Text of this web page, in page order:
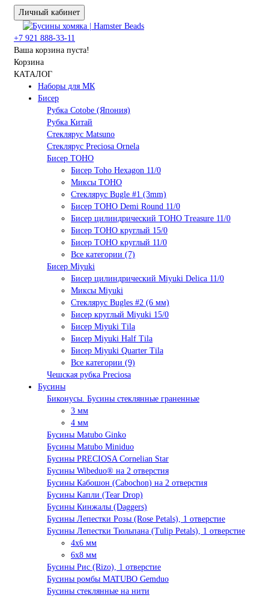
Личный кабинет
+7 921 888-33-11
Ваша корзина пуста!
Корзина
КАТАЛОГ
Наборы для МК
Бисер
Рубка Cotobe (Япония)
Рубка Китай
Стеклярус Matsuno
Стеклярус Preciosa Ornela
Бисер TOHO
Бисер Toho Hexagon 11/0
Миксы TOHO
Стеклярус Bugle #1 (3mm)
Бисер TOHO Demi Round 11/0
Бисер цилиндрический TOHO Treasure 11/0
Бисер TOHO круглый 15/0
Бисер TOHO круглый 11/0
Все категории (7)
Бисер Miyuki
Бисер цилиндрический Miyuki Delica 11/0
Миксы Miyuki
Стеклярус Bugles #2 (6 мм)
Бисер круглый Miyuki 15/0
Бисер Miyuki Tila
Бисер Miyuki Half Tila
Бисер Miyuki Quarter Tila
Все категории (9)
Чешская рубка Preciosa
Бусины
Биконусы. Бусины стеклянные граненные
3 мм
4 мм
Бусины Matubo Ginko
Бусины Matubo Miniduo
Бусины PRECIOSA Cornelian Star
Бусины Wibeduo® на 2 отверстия
Бусины Кабошон (Cabochon) на 2 отверстия
Бусины Капли (Tear Drop)
Бусины Кинжалы (Daggers)
Бусины Лепестки Розы (Rose Petals), 1 отверстие
Бусины Лепестки Тюльпана (Tulip Petals), 1 отверстие
4x6 мм
6x8 мм
Бусины Рис (Rizo), 1 отверстие
Бусины ромбы MATUBO Gemduo
Бусины стеклянные на нити